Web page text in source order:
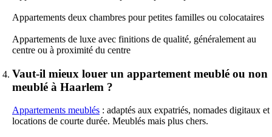
Appartements deux chambres pour petites familles ou colocataires
Appartements de luxe avec finitions de qualité, généralement au
centre ou à proximité du centre
Vaut-il mieux louer un appartement meublé ou non
meublé à Haarlem ?
Appartements meublés : adaptés aux expatriés, nomades digitaux et
locations de courte durée. Meublés mais plus chers.